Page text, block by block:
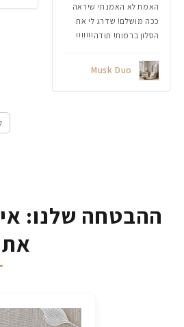
האמת לא האמנתי שיראה
ככה מושלם! שדרג לי את
הסלון ברמות! תודה!!!!!!!
Musk Duo
ההבטחה שלנו: